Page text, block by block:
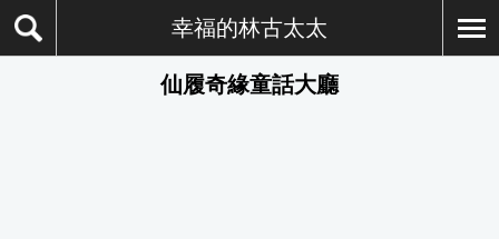
幸福的林古太太
仙履奇緣童話大廳